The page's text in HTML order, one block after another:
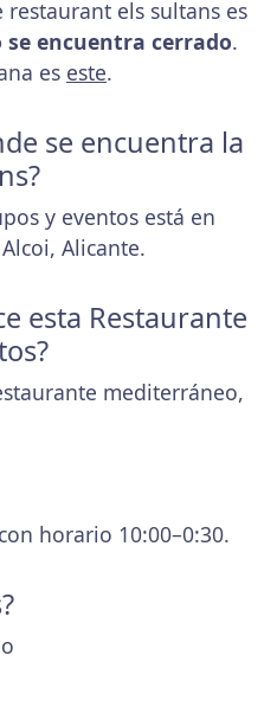
els sultans es
encuentra cerrado.
es este.
se encuentra la
y eventos está en
Alicante.
esta Restaurante
mediterráneo,
horario 10:00–0:30.